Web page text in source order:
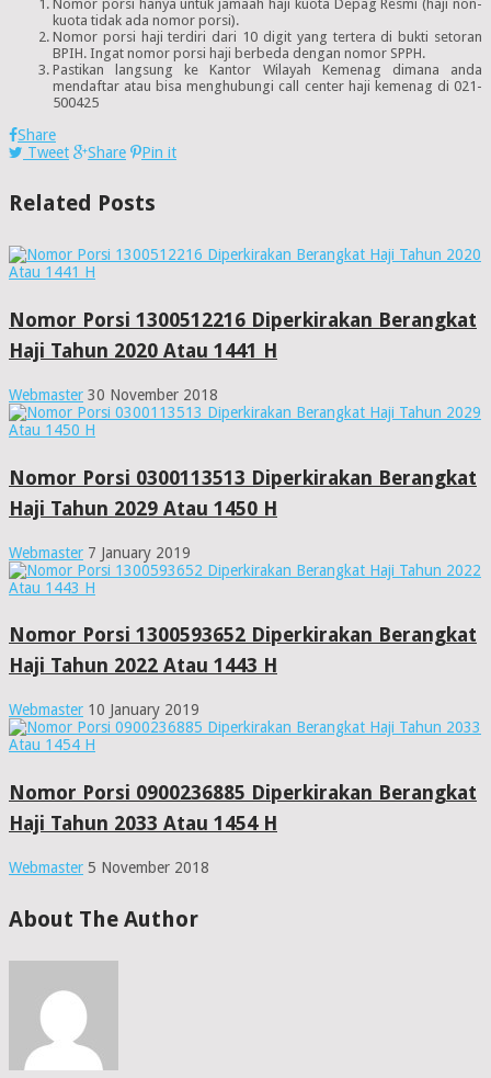
Nomor porsi hanya untuk jamaah haji kuota Depag Resmi (haji non-
kuota tidak ada nomor porsi).
Nomor porsi haji terdiri dari 10 digit yang tertera di bukti setoran
BPIH. Ingat nomor porsi haji berbeda dengan nomor SPPH.
Pastikan langsung ke Kantor Wilayah Kemenag dimana anda
mendaftar atau bisa menghubungi call center haji kemenag di 021-
500425
Share
Tweet
Share Pin it
Related Posts
Nomor Porsi 1300512216 Diperkirakan Berangkat
Haji Tahun 2020 Atau 1441 H
Webmaster 30 November 2018
Nomor Porsi 0300113513 Diperkirakan Berangkat
Haji Tahun 2029 Atau 1450 H
Webmaster 7 January 2019
Nomor Porsi 1300593652 Diperkirakan Berangkat
Haji Tahun 2022 Atau 1443 H
Webmaster 10 January 2019
Nomor Porsi 0900236885 Diperkirakan Berangkat
Haji Tahun 2033 Atau 1454 H
Webmaster 5 November 2018
About The Author